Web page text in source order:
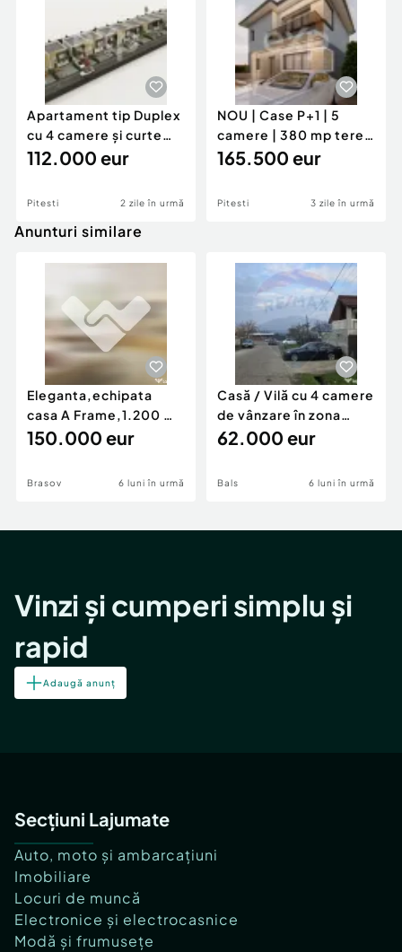
Id intern: EXP1821
Număr niveluri imobil:
Număr Băi:1
Comision cumpărător:
Nr. locuri parcare:4
Curent
Apă
Apartament tip Duplex
cu 4 camere și curte
individuală de
112.000 eur
Pitesti 2 zile în urmă
NOU | Case P+1 | 5
camere | 380 mp teren
| Trivale – Str.
165.500 eur
Pitesti 3 zile în urmă
Anunturi similare
Eleganta,echipata
casa A Frame,1.200 mp
teren,deschidere Pia
150.000 eur
Brasov 6 luni în urmă
Casă / Vilă cu 4 camere
de vânzare în zona
Periferie
62.000 eur
Bals 6 luni în urmă
Vinzi și cumperi simplu și
rapid
Adaugă anunț
Secțiuni Lajumate
Auto, moto și ambarcațiuni
Imobiliare
Locuri de muncă
Electronice și electrocasnice
Modă și frumusețe